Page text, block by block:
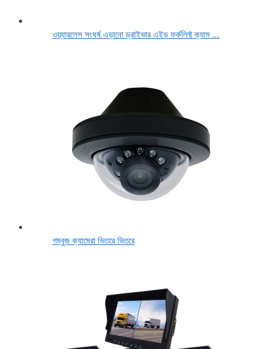
ওয়্যারলেস সংঘর্ষ এড়ানো ড্রাইভার এইড ফর্কলিফ্ট ক্যাম ...
গম্বুজ ক্যামেরা ভিতরে ভিতরে